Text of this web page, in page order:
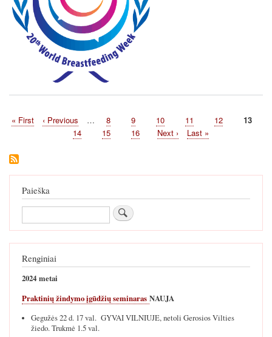
Pagination
First
« First
Previous
‹ Previous … Page
8 Page
9 Page
10 Page
11 Page
12
Current
13
Page
14 Page
15 Page
16
Next
Next ›
Last
Last »
Paieška
Paieška
Renginiai
2024 metai
Praktinių žindymo įgūdžių seminaras NAUJA
Gegužės 22 d. 17 val. GYVAI VILNIUJE, netoli Gerosios Vilties
žiedo. Trukmė 1.5 val.